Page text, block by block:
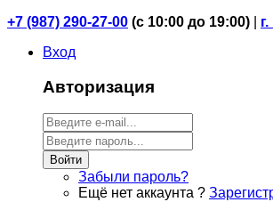
+7 (987) 290-27-00 (с 10:00 до 19:00)
Вход
Авторизация
Войти
Забыли пароль?
Ещё нет аккаунта ?